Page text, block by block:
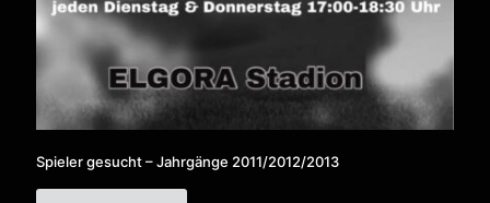
Spieler gesucht – Jahrgänge 2011/2012/2013